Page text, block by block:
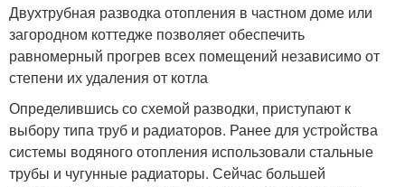
Двухтрубная разводка отопления в частном доме или
загородном коттедже позволяет обеспечить
равномерный прогрев всех помещений независимо от
степени их удаления от котла
Определившись со схемой разводки, приступают к
выбору типа труб и радиаторов. Ранее для устройства
системы водяного отопления использовали стальные
трубы и чугунные радиаторы. Сейчас большей